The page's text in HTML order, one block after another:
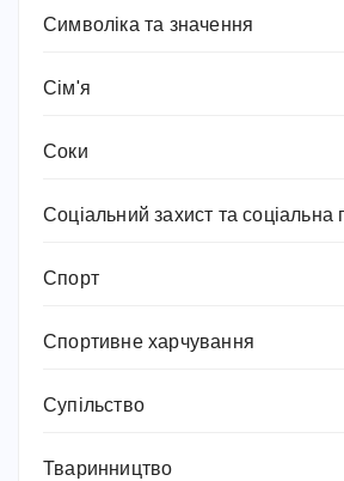
Символіка та значення
Сім'я
Соки
Соціальний захист та соціальна
Спорт
Спортивне харчування
Супільство
Тваринництво